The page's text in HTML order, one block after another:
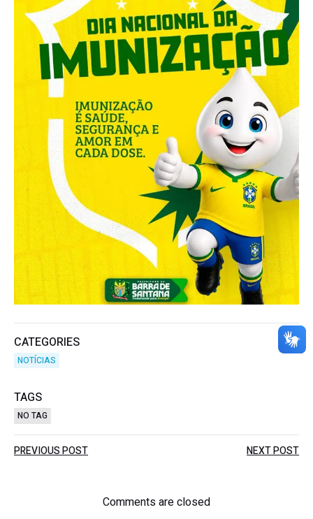
CATEGORIES
NOTÍCIAS
TAGS
NO TAG
Post
navigation
PREVIOUS POST
navigation
NEXT POST
Comments are closed